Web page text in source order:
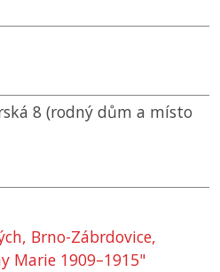
8 (rodný dům a místo
Brno-Zábrdovice,
Marie 1909–1915"